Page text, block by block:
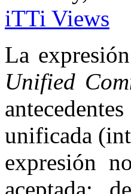
iTTi Views
La expresión
Unified
unificada
expresión